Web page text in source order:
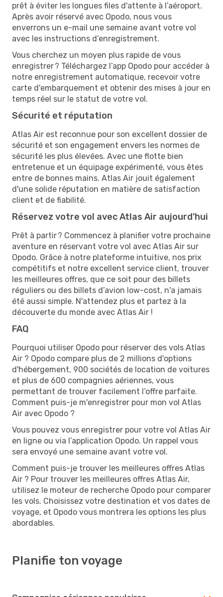
prêt à éviter les longues files d'attente à l’aéroport.
Après avoir réservé avec Opodo, nous vous
enverrons un e-mail une semaine avant votre vol
avec les instructions d’enregistrement.
Vous cherchez un moyen plus rapide de vous
enregistrer ? Téléchargez l’app Opodo pour accéder à
notre enregistrement automatique, recevoir votre
carte d'embarquement et obtenir des mises à jour en
temps réel sur le statut de votre vol.
Sécurité et réputation
Atlas Air est reconnue pour son excellent dossier de
sécurité et son engagement envers les normes de
sécurité les plus élevées. Avec une flotte bien
entretenue et un équipage expérimenté, vous êtes
entre de bonnes mains. Atlas Air jouit également
d'une solide réputation en matière de satisfaction
client et de fiabilité.
Réservez votre vol avec Atlas Air aujourd’hui
Prêt à partir ? Commencez à planifier votre prochaine
aventure en réservant votre vol avec Atlas Air sur
Opodo. Grâce à notre plateforme intuitive, nos prix
compétitifs et notre excellent service client, trouver
les meilleures offres, que ce soit pour des billets
réguliers ou des billets d’avion low-cost, n'a jamais
été aussi simple. N'attendez plus et partez à la
découverte du monde avec Atlas Air !
FAQ
Pourquoi utiliser Opodo pour réserver des vols Atlas
Air ? Opodo compare plus de 2 millions d'options
d'hébergement, 900 sociétés de location de voitures
et plus de 600 compagnies aériennes, vous
permettant de trouver facilement l’offre parfaite.
Comment puis-je m'enregistrer pour mon vol Atlas
Air avec Opodo ?
Vous pouvez vous enregistrer pour votre vol Atlas Air
en ligne ou via l’application Opodo. Un rappel vous
sera envoyé une semaine avant votre vol.
Comment puis-je trouver les meilleures offres Atlas
Air ? Pour trouver les meilleures offres Atlas Air,
utilisez le moteur de recherche Opodo pour comparer
les vols. Choisissez votre destination et vos dates de
voyage, et Opodo vous montrera les options les plus
abordables.
Planifie ton voyage